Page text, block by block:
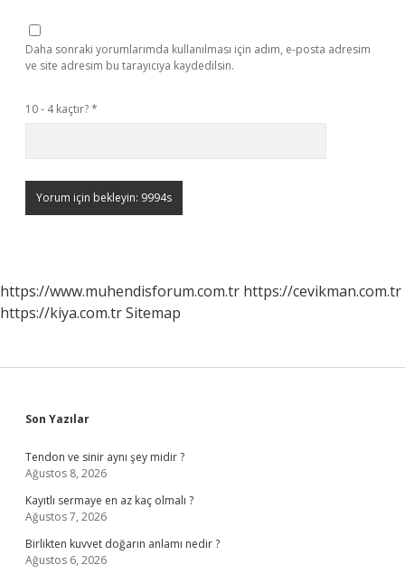
Daha sonraki yorumlarımda kullanılması için adım, e-posta adresim
ve site adresim bu tarayıcıya kaydedilsin.
10 - 4 kaçtır?*
https://www.muhendisforum.com.tr https://cevikman.com.tr
https://kiya.com.trSitemap
Sidebar
Son Yazılar
Tendon ve sinir aynı şey midir ?
Ağustos 8, 2026
Kayıtlı sermaye en az kaç olmalı ?
Ağustos 7, 2026
Birlikten kuvvet doğarın anlamı nedir ?
Ağustos 6, 2026